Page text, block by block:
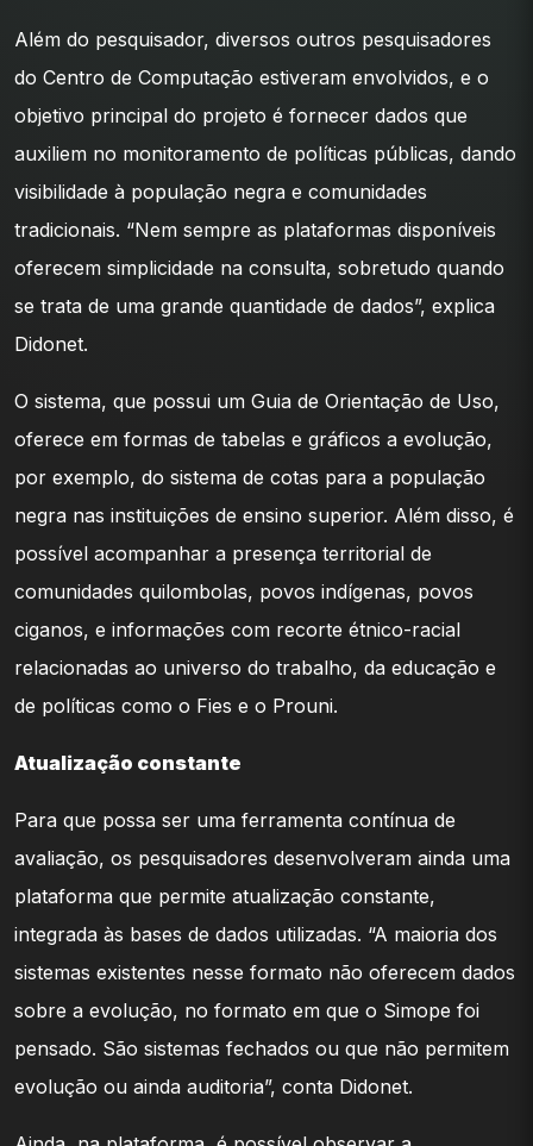
Além do pesquisador, diversos outros pesquisadores
do Centro de Computação estiveram envolvidos, e o
objetivo principal do projeto é fornecer dados que
auxiliem no monitoramento de políticas públicas, dando
visibilidade à população negra e comunidades
tradicionais. “Nem sempre as plataformas disponíveis
oferecem simplicidade na consulta, sobretudo quando
se trata de uma grande quantidade de dados”, explica
Didonet.
O sistema, que possui um Guia de Orientação de Uso,
oferece em formas de tabelas e gráficos a evolução,
por exemplo, do sistema de cotas para a população
negra nas instituições de ensino superior. Além disso, é
possível acompanhar a presença territorial de
comunidades quilombolas, povos indígenas, povos
ciganos, e informações com recorte étnico-racial
relacionadas ao universo do trabalho, da educação e
de políticas como o Fies e o Prouni.
Atualização constante
Para que possa ser uma ferramenta contínua de
avaliação, os pesquisadores desenvolveram ainda uma
plataforma que permite atualização constante,
integrada às bases de dados utilizadas. “A maioria dos
sistemas existentes nesse formato não oferecem dados
sobre a evolução, no formato em que o Simope foi
pensado. São sistemas fechados ou que não permitem
evolução ou ainda auditoria”, conta Didonet.